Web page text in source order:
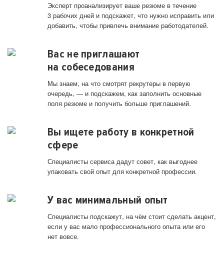
Эксперт проанализирует ваше резюме в течение
3 рабочих дней и подскажет, что нужно исправить или
добавить, чтобы привлечь внимание работодателей.
Вас не приглашают
на собеседования
Мы знаем, на что смотрят рекрутеры в первую
очередь, — и подскажем, как заполнить основные
поля резюме и получить больше приглашений.
Вы ищете работу в конкретной
сфере
Специалисты сервиса дадут совет, как выгоднее
упаковать свой опыт для конкретной профессии.
У вас минимальный опыт
Специалисты подскажут, на чём стоит сделать акцент,
если у вас мало профессионального опыта или его
нет вовсе.